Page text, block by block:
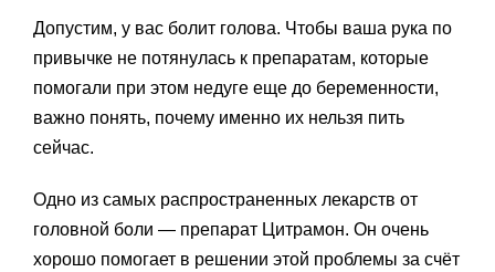
Допустим, у вас болит голова. Чтобы ваша рука по
привычке не потянулась к препаратам, которые
помогали при этом недуге еще до беременности,
важно понять, почему именно их нельзя пить
сейчас.
Одно из самых распространенных лекарств от
головной боли — препарат Цитрамон. Он очень
хорошо помогает в решении этой проблемы за счёт